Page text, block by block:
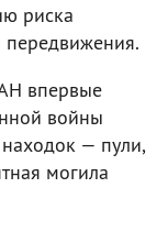
риска
передвижения.
впервые
войны
— пули,
могила